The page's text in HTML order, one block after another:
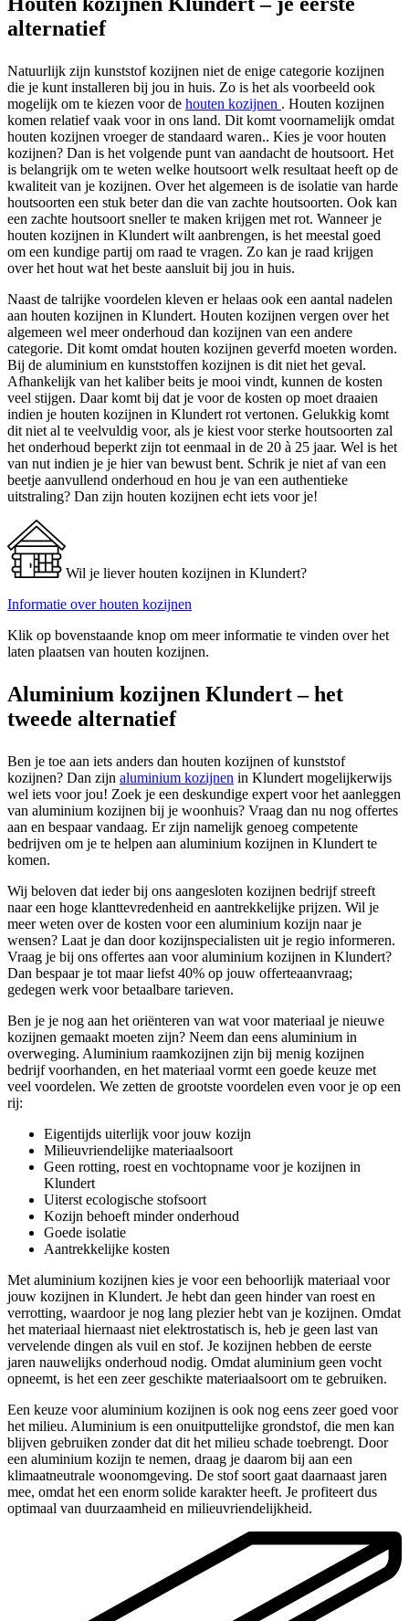
alternatief
Natuurlijk zijn kunststof kozijnen niet de enige categorie kozijnen
die je kunt installeren bij jou in huis. Zo is het als voorbeeld ook
mogelijk om te kiezen voor de houten kozijnen . Houten kozijnen
komen relatief vaak voor in ons land. Dit komt voornamelijk omdat
houten kozijnen vroeger de standaard waren.. Kies je voor houten
kozijnen? Dan is het volgende punt van aandacht de houtsoort. Het
is belangrijk om te weten welke houtsoort welk resultaat heeft op de
kwaliteit van je kozijnen. Over het algemeen is de isolatie van harde
houtsoorten een stuk beter dan die van zachte houtsoorten. Ook kan
een zachte houtsoort sneller te maken krijgen met rot. Wanneer je
houten kozijnen in Klundert wilt aanbrengen, is het meestal goed
om een kundige partij om raad te vragen. Zo kan je raad krijgen
over het hout wat het beste aansluit bij jou in huis.
Naast de talrijke voordelen kleven er helaas ook een aantal nadelen
aan houten kozijnen in Klundert. Houten kozijnen vergen over het
algemeen wel meer onderhoud dan kozijnen van een andere
categorie. Dit komt omdat houten kozijnen geverfd moeten worden.
Bij de aluminium en kunststoffen kozijnen is dit niet het geval.
Afhankelijk van het kaliber beits je mooi vindt, kunnen de kosten
veel stijgen. Daar komt bij dat je voor de kosten op moet draaien
indien je houten kozijnen in Klundert rot vertonen. Gelukkig komt
dit niet al te veelvuldig voor, als je kiest voor sterke houtsoorten zal
het onderhoud beperkt zijn tot eenmaal in de 20 à 25 jaar. Wel is het
van nut indien je je hier van bewust bent. Schrik je niet af van een
beetje aanvullend onderhoud en hou je van een authentieke
uitstraling? Dan zijn houten kozijnen echt iets voor je!
Wil je liever houten kozijnen in Klundert?
Informatie over houten kozijnen
Klik op bovenstaande knop om meer informatie te vinden over het
laten plaatsen van houten kozijnen.
Aluminium kozijnen Klundert – het
tweede alternatief
Ben je toe aan iets anders dan houten kozijnen of kunststof
kozijnen? Dan zijn aluminium kozijnen in Klundert mogelijkerwijs
wel iets voor jou! Zoek je een deskundige expert voor het aanleggen
van aluminium kozijnen bij je woonhuis? Vraag dan nu nog offertes
aan en bespaar vandaag. Er zijn namelijk genoeg competente
bedrijven om je te helpen aan aluminium kozijnen in Klundert te
komen.
Wij beloven dat ieder bij ons aangesloten kozijnen bedrijf streeft
naar een hoge klanttevredenheid en aantrekkelijke prijzen. Wil je
meer weten over de kosten voor een aluminium kozijn naar je
wensen? Laat je dan door kozijnspecialisten uit je regio informeren.
Vraag je bij ons offertes aan voor aluminium kozijnen in Klundert?
Dan bespaar je tot maar liefst 40% op jouw offerteaanvraag;
gedegen werk voor betaalbare tarieven.
Ben je je nog aan het oriënteren van wat voor materiaal je nieuwe
kozijnen gemaakt moeten zijn? Neem dan eens aluminium in
overweging. Aluminium raamkozijnen zijn bij menig kozijnen
bedrijf voorhanden, en het materiaal vormt een goede keuze met
veel voordelen. We zetten de grootste voordelen even voor je op een
rij:
Eigentijds uiterlijk voor jouw kozijn
Milieuvriendelijke materiaalsoort
Geen rotting, roest en vochtopname voor je kozijnen in
Klundert
Uiterst ecologische stofsoort
Kozijn behoeft minder onderhoud
Goede isolatie
Aantrekkelijke kosten
Met aluminium kozijnen kies je voor een behoorlijk materiaal voor
jouw kozijnen in Klundert. Je hebt dan geen hinder van roest en
verrotting, waardoor je nog lang plezier hebt van je kozijnen. Omdat
het materiaal hiernaast niet elektrostatisch is, heb je geen last van
vervelende dingen als vuil en stof. Je kozijnen hebben de eerste
jaren nauwelijks onderhoud nodig. Omdat aluminium geen vocht
opneemt, is het een zeer geschikte materiaalsoort om te gebruiken.
Een keuze voor aluminium kozijnen is ook nog eens zeer goed voor
het milieu. Aluminium is een onuitputtelijke grondstof, die men kan
blijven gebruiken zonder dat dit het milieu schade toebrengt. Door
een aluminium kozijn te nemen, draag je daarom bij aan een
klimaatneutrale woonomgeving. De stof soort gaat daarnaast jaren
mee, omdat het een enorm solide karakter heeft. Je profiteert dus
optimaal van duurzaamheid en milieuvriendelijkheid.